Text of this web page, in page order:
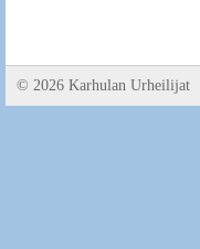
© 2026 Karhulan Urheilijat